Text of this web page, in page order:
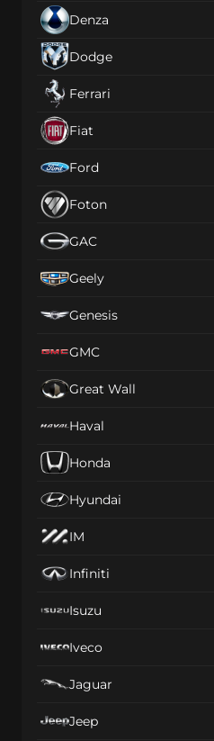
Denza
Dodge
Ferrari
Fiat
Ford
Foton
GAC
Geely
Genesis
GMC
Great Wall
Haval
Honda
Hyundai
IM
Infiniti
Isuzu
Iveco
Jaguar
Jeep